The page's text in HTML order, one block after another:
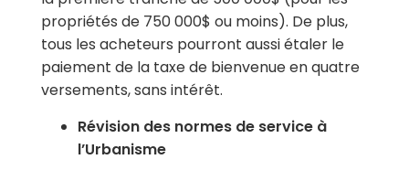
propriétés de 750 000$ ou moins). De plus,
tous les acheteurs pourront aussi étaler le
paiement de la taxe de bienvenue en quatre
versements,sans intérêt.
Révision des normes de service à
l’Urbanisme